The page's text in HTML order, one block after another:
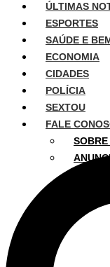
ÚLTIMAS
ESPORTES
SAÚDE E
ECONOMIA
CIDADES
POLÍCIA
SEXTOU
FALE
SOBRE